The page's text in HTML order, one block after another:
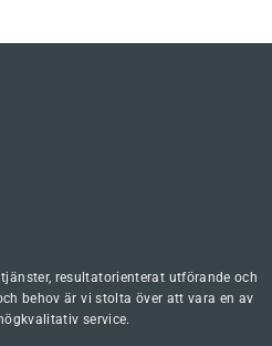
resultatorienterat utförande och
behov är vi stolta över att vara en av
service.